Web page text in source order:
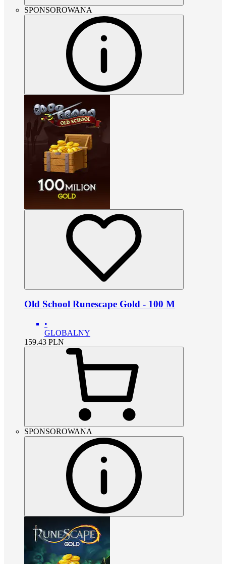
SPONSOROWANA
Old School Runescape Gold - 100 M
•
GLOBALNY
159.43 PLN
SPONSOROWANA